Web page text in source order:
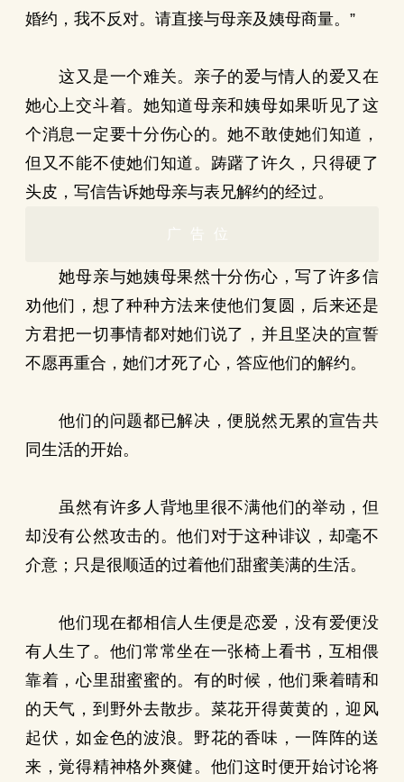
婚约，我不反对。请直接与母亲及姨母商量。”
这又是一个难关。亲子的爱与情人的爱又在
她心上交斗着。她知道母亲和姨母如果听见了这
个消息一定要十分伤心的。她不敢使她们知道，
但又不能不使她们知道。踌躇了许久，只得硬了
头皮，写信告诉她母亲与表兄解约的经过。
广告位
她母亲与她姨母果然十分伤心，写了许多信
劝他们，想了种种方法来使他们复圆，后来还是
方君把一切事情都对她们说了，并且坚决的宣誓
不愿再重合，她们才死了心，答应他们的解约。
他们的问题都已解决，便脱然无累的宣告共
同生活的开始。
虽然有许多人背地里很不满他们的举动，但
却没有公然攻击的。他们对于这种诽议，却毫不
介意；只是很顺适的过着他们甜蜜美满的生活。
他们现在都相信人生便是恋爱，没有爱便没
有人生了。他们常常坐在一张椅上看书，互相偎
靠着，心里甜蜜蜜的。有的时候，他们乘着晴和
的天气，到野外去散步。菜花开得黄黄的，迎风
起伏，如金色的波浪。野花的香味，一阵阵的送
来，覚得精神格外爽健。他们这时便开始讨论将